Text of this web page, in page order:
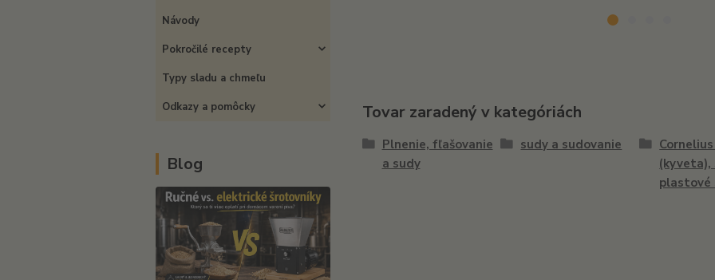
Návody
Pokročilé recepty
Typy sladu a chmeľu
Odkazy a pomôcky
Blog
Tovar zaradený v kategóriách
Plnenie, fľašovanie
a sudy
sudy a sudovanie
Cornelius
(kyveta),
plastové